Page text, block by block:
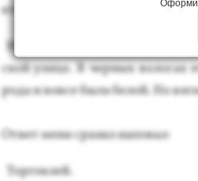
кто соз­дан по об­ра­зу и
Ну и где ты, что ты, как ты? -
ской ули­це. В чер­ных во­лосах
рода и вов­се бы­ла бе­лой. Но
От­вет ме­ня сра­зил на­повал:
Тор­говлей.